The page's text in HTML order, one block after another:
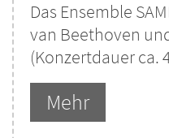
Das Ensemble
van Beethoven
(Konzertdauer ca.
Mehr